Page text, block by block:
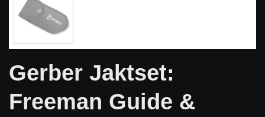
Gerber Jaktset:
Freeman Guide &